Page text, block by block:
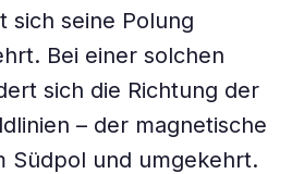
sich seine Polung
Bei einer solchen
sich die Richtung der
– der magnetische
Südpol und umgekehrt.